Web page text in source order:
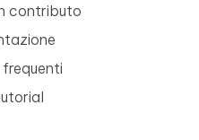
contributo